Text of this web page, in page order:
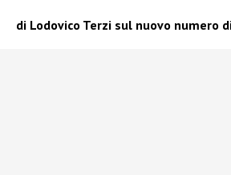
di Lodovico Terzi sul nuovo numero